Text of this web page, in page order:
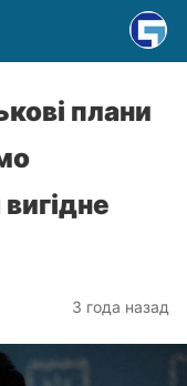
плани
3 года назад